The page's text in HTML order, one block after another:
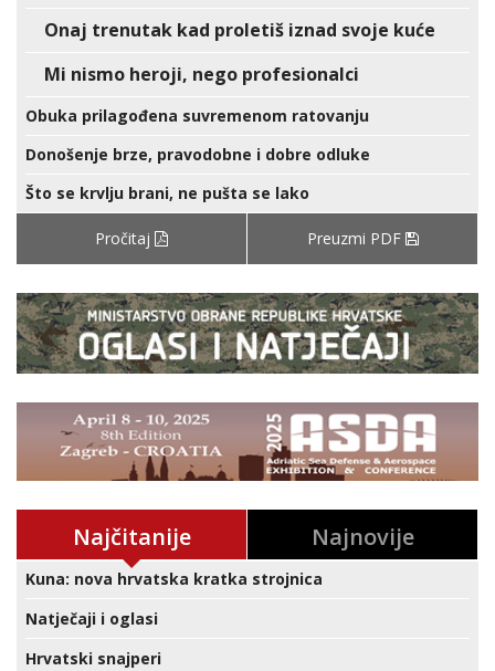
Onaj trenutak kad proletiš iznad svoje kuće
Mi nismo heroji, nego profesionalci
Obuka prilagođena suvremenom ratovanju
Donošenje brze, pravodobne i dobre odluke
Što se krvlju brani, ne pušta se lako
Pročitaj Preuzmi PDF
Najčitanije Najnovije
Kuna: nova hrvatska kratka strojnica
Natječaji i oglasi
Hrvatski snajperi